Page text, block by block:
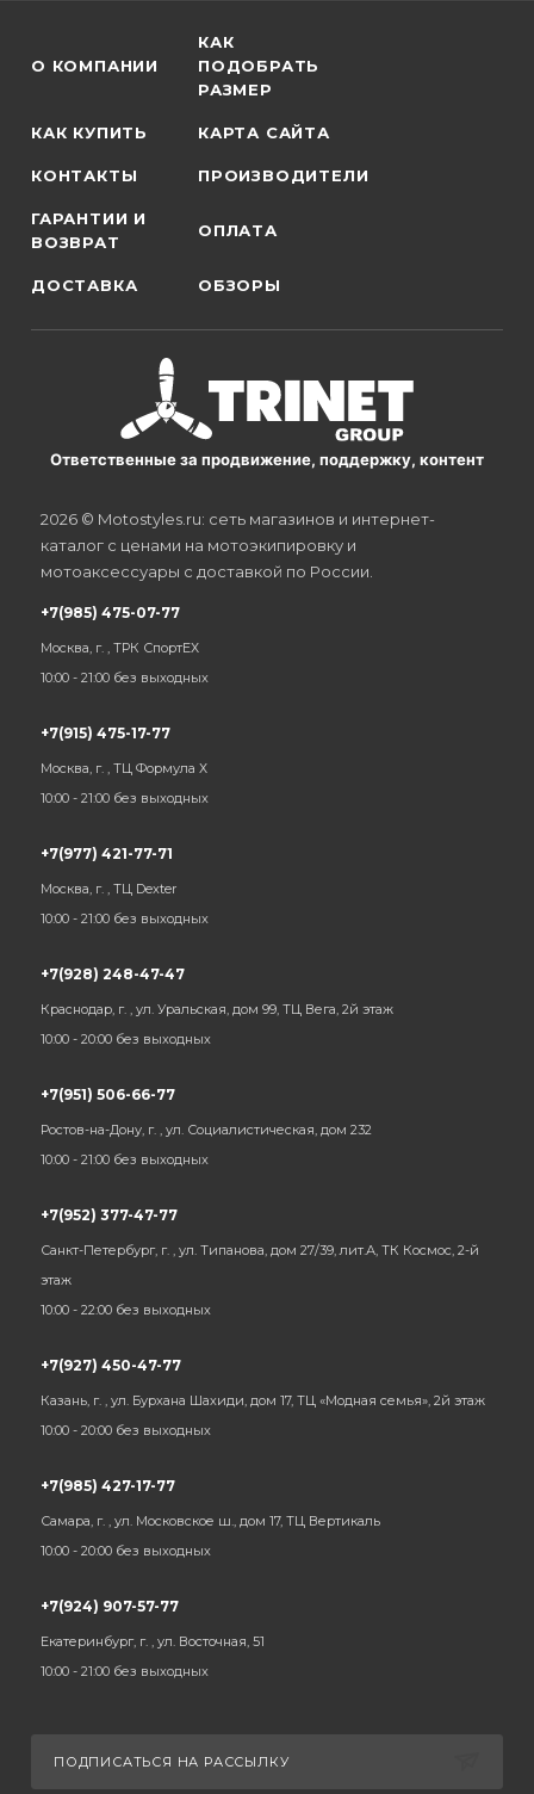
О КОМПАНИИ
КАК
ПОДОБРАТЬ
РАЗМЕР
КАК КУПИТЬ КАРТА САЙТА
КОНТАКТЫ ПРОИЗВОДИТЕЛИ
ГАРАНТИИ И
ВОЗВРАТ
ОПЛАТА
ДОСТАВКА ОБЗОРЫ
Ответственные за продвижение, поддержку, контент
2026 © Motostyles.ru: сеть магазинов и интернет-
каталог с ценами на мотоэкипировку и
мотоаксессуары с доставкой по России.
+7(985) 475-07-77
Москва, г. , ТРК СпортЕХ
10:00 - 21:00 без выходных
+7(915) 475-17-77
Москва, г. , ТЦ Формула Х
10:00 - 21:00 без выходных
+7(977) 421-77-71
Москва, г. , ТЦ Dexter
10:00 - 21:00 без выходных
+7(928) 248-47-47
Краснодар, г. , ул. Уральская, дом 99, ТЦ Вега, 2й этаж
10:00 - 20:00 без выходных
+7(951) 506-66-77
Ростов-на-Дону, г. , ул. Социалистическая, дом 232
10:00 - 21:00 без выходных
+7(952) 377-47-77
Санкт-Петербург, г. , ул. Типанова, дом 27/39, лит.А, ТК Космос, 2-й
этаж
10:00 - 22:00 без выходных
+7(927) 450-47-77
Казань, г. , ул. Бурхана Шахиди, дом 17, ТЦ «Модная семья», 2й этаж
10:00 - 20:00 без выходных
+7(985) 427-17-77
Самара, г. , ул. Московское ш., дом 17, ТЦ Вертикаль
10:00 - 20:00 без выходных
+7(924) 907-57-77
Екатеринбург, г. , ул. Восточная, 51
10:00 - 21:00 без выходных
ПОДПИСАТЬСЯ НА РАССЫЛКУ